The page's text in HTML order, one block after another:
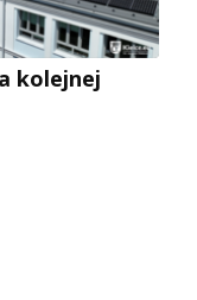
kolejnej